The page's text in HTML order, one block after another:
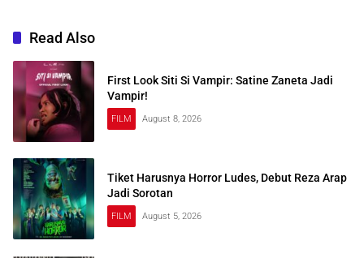
Read Also
First Look Siti Si Vampir: Satine Zaneta Jadi
Vampir!
FILM August 8, 2026
Tiket Harusnya Horror Ludes, Debut Reza Arap
Jadi Sorotan
FILM August 5, 2026